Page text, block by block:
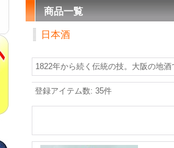
商品一覧
日本酒
1822年から続く伝統の技。大阪の地酒
登録アイテム数: 35件